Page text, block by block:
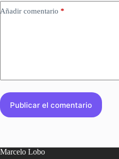
Añadir comentario *
Publicar el comentario
Marcelo Lobo